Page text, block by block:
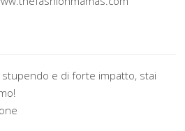
stupendo e di forte impatto, stai